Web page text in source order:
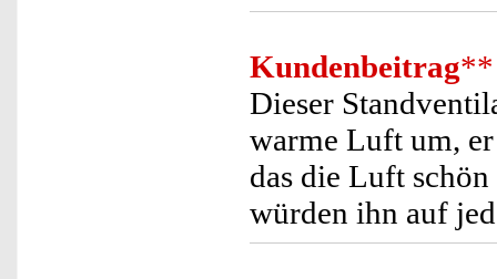
Kundenbeitrag**
Dieser
warme Luft um,
das die Luft
würden ihn auf